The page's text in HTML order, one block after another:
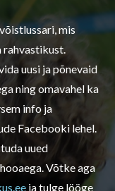
mis
rahvastikust.
uusi ja põnevaid
ning omavahel ka
info ja
Facebooki lehel.
uued
Võtke aga
ja tulge lööge